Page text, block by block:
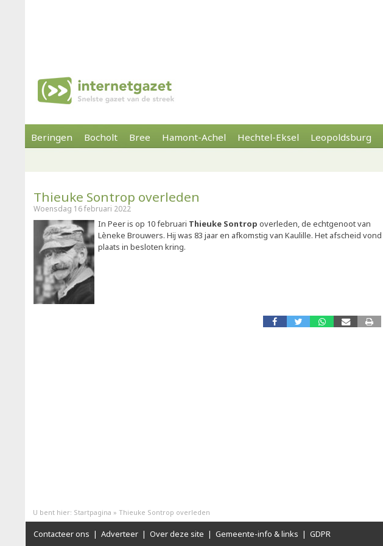
Beringen Bocholt Bree Hamont-Achel Hechtel-Eksel Leopoldsburg
Thieuke Sontrop overleden
Woensdag 16 februari 2022
In Peer is op 10 februari Thieuke Sontrop overleden, de echtgenoot van
Lèneke Brouwers. Hij was 83 jaar en afkomstig van Kaulille. Het afscheid vond
plaats in besloten kring.
U bent hier: Startpagina » Thieuke Sontrop overleden
Contacteer ons | Adverteer | Over deze site | Gemeente-info & links | GDPR